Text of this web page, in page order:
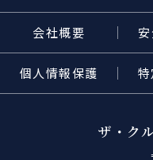
会社概要
個人情報保護
ザ・ク